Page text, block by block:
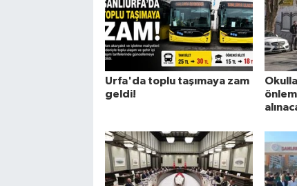
Urfa'da toplu taşımaya zam
geldi!